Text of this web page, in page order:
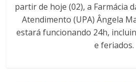
partir de hoje (02), a Farmácia
Atendimento (UPA) Ângela
estará funcionando 24h,
e feriados.